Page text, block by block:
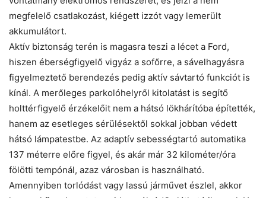
megfelelő csatlakozást, kiégett izzót vagy lemerült
akkumulátort.
Aktív biztonság terén is magasra teszi a lécet a Ford,
hiszen éberségfigyelő vigyáz a sofőrre, a sávelhagyásra
figyelmeztető berendezés pedig aktív sávtartó funkciót is
kínál. A merőleges parkolóhelyről kitolatást is segítő
holttérfigyelő érzékelőit nem a hátsó lökhárítóba építették,
hanem az esetleges sérülésektől sokkal jobban védett
hátsó lámpatestbe. Az adaptív sebességtartó automatika
137 méterre előre figyel, és akár már 32 kilométer/óra
fölötti tempónál, azaz városban is használható.
Amennyiben torlódást vagy lassú járművet észlel, akkor